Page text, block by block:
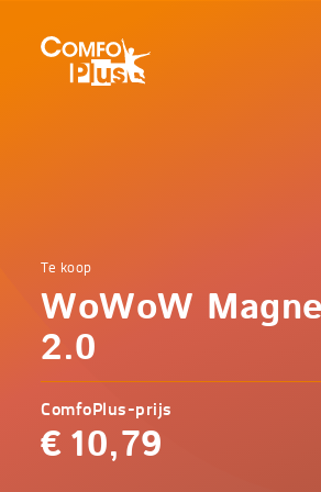
Home
Veilig
onderweg
WoWoW
Comfoplus
-
Te koop
WoWoW
2.0
ComfoPlus-prijs
€ 10,79
navigatieComfoPlus